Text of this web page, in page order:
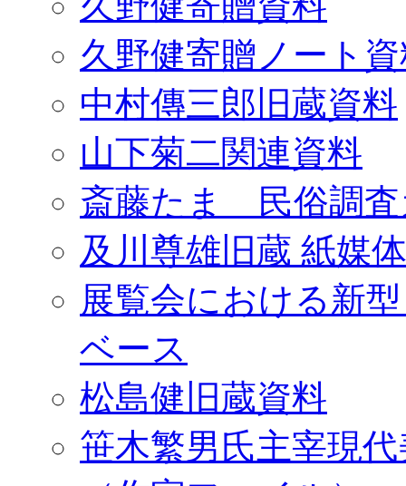
久野健寄贈ノート
中村傳三郎旧蔵資料
山下菊二関連資料
斎藤たま 民俗調査
及川尊雄旧蔵 紙媒
展覧会における新
ベース
松島健旧蔵資料
笹木繁男氏主宰現